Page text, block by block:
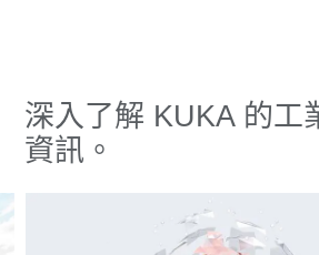
深入了解 KUKA 的工
資訊。